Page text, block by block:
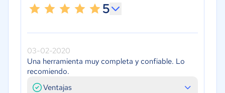
5
03-02-2020
Una herramienta muy completa y confiable. Lo
recomiendo.
Ventajas